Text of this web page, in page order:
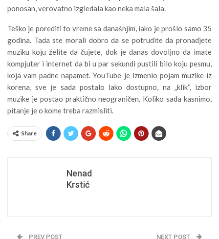
ponosan, verovatno izgledala kao neka mala šala.
Teško je porediti to vreme sa današnjim, iako je prošlo samo 35
godina. Tada ste morali dobro da se potrudite da pronadjete
muziku koju želite da čujete, dok je danas dovoljno da imate
kompjuter i internet da bi u par sekundi pustili bilo koju pesmu,
koja vam padne napamet. YouTube je izmenio pojam muzike iz
korena, sve je sada postalo lako dostupno, na „klik“, izbor
muzike je postao praktično neograničen. Koliko sada kasnimo,
pitanje je o kome treba razmisliti.
Share
Nenad
Krstić
PREV POST NEXT POST